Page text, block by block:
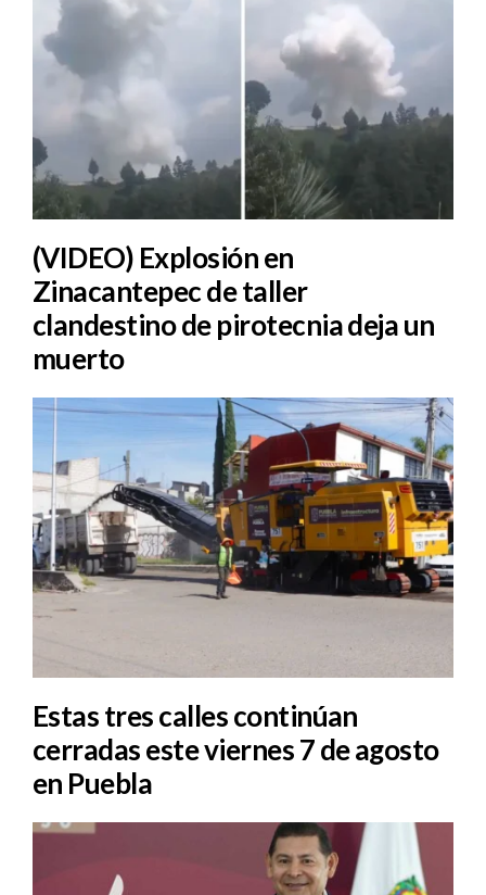
(VIDEO) Explosión en
Zinacantepec de taller
clandestino de pirotecnia deja un
muerto
Estas tres calles continúan
cerradas este viernes 7 de agosto
en Puebla